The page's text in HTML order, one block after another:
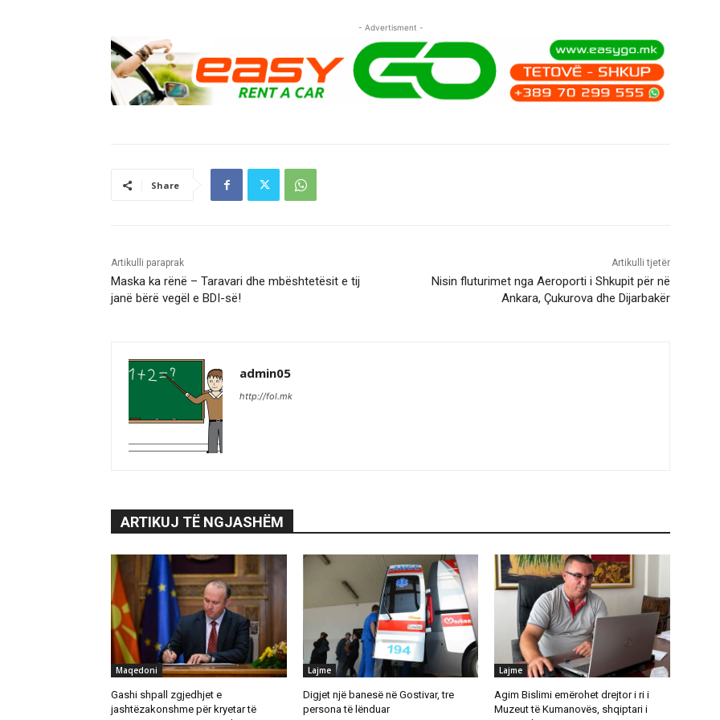
- Advertisment -
Share
Artikulli paraprak
Maska ka rënë – Taravari dhe mbështetësit e tij
janë bërë vegël e BDI-së!
Artikulli tjetër
Nisin fluturimet nga Aeroporti i Shkupit për në
Ankara, Çukurova dhe Dijarbakër
admin05
http://fol.mk
ARTIKUJ TË NGJASHËM
Maqedoni
Gashi shpall zgjedhjet e
jashtëzakonshme për kryetar të
Lajme
Digjet një banesë në Gostivar, tre
persona të lënduar
Lajme
Agim Bislimi emërohet drejtor i ri i
Muzeut të Kumanovës, shqiptari i